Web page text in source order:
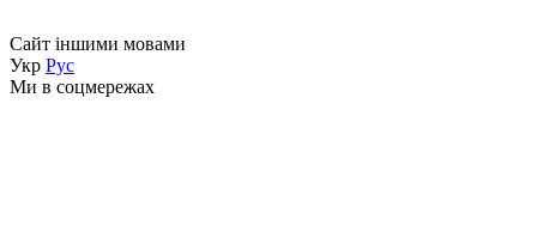
Сайт іншими мовами
Укр Рус
Ми в соцмережах